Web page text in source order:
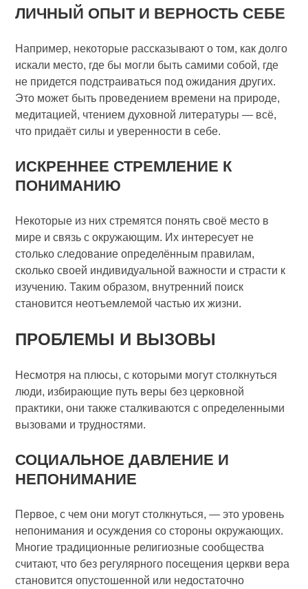
ЛИЧНЫЙ ОПЫТ И ВЕРНОСТЬ СЕБЕ
Например, некоторые рассказывают о том, как долго
искали место, где бы могли быть самими собой, где
не придется подстраиваться под ожидания других.
Это может быть проведением времени на природе,
медитацией, чтением духовной литературы — всё,
что придаёт силы и уверенности в себе.
ИСКРЕННЕЕ СТРЕМЛЕНИЕ К
ПОНИМАНИЮ
Некоторые из них стремятся понять своё место в
мире и связь с окружающим. Их интересует не
столько следование определённым правилам,
сколько своей индивидуальной важности и страсти к
изучению. Таким образом, внутренний поиск
становится неотъемлемой частью их жизни.
ПРОБЛЕМЫ И ВЫЗОВЫ
Несмотря на плюсы, с которыми могут столкнуться
люди, избирающие путь веры без церковной
практики, они также сталкиваются с определенными
вызовами и трудностями.
СОЦИАЛЬНОЕ ДАВЛЕНИЕ И
НЕПОНИМАНИЕ
Первое, с чем они могут столкнуться, — это уровень
непонимания и осуждения со стороны окружающих.
Многие традиционные религиозные сообщества
считают, что без регулярного посещения церкви вера
становится опустошенной или недостаточно